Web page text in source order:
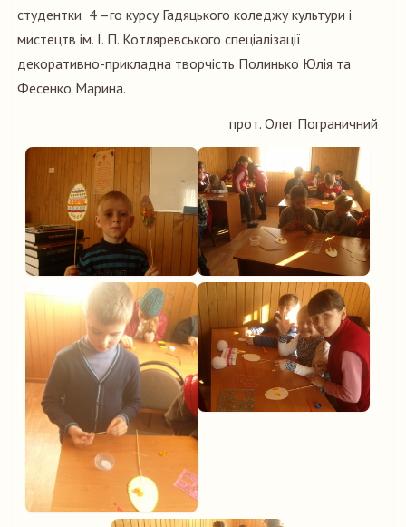
студентки 4 –го курсу Гадяцького коледжу культури і
мистецтв ім. І. П. Котляревського спеціалізації
декоративно-прикладна творчість Полинько Юлія та
Фесенко Марина.
прот. Олег Пограничний